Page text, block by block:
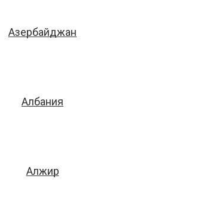
Азербайджан
Албания
Алжир